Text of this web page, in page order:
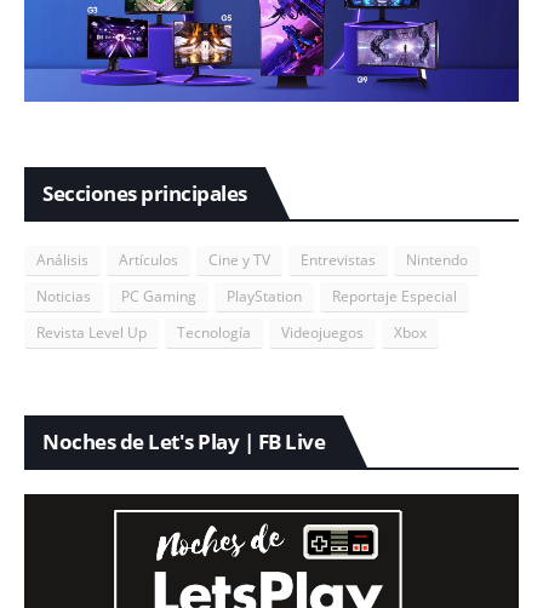
Secciones principales
Análisis Artículos Cine y TV Entrevistas
Nintendo
Noticias
PC Gaming PlayStation
Reportaje Especial
Revista Level Up
Tecnología Videojuegos Xbox
Noches de Let's Play | FB Live